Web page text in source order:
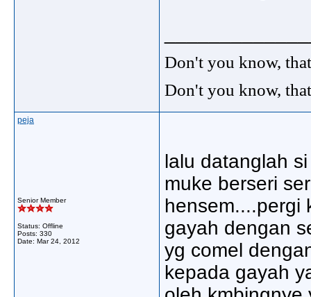
Don't you know,
Don't you know,
peja
Senior Member
Status: Offline
Posts: 330
Date: Mar 24, 2012
lalu datanglah
muke berseri
hensem....pergi
gayah dengan
yg comel
kepada gayah